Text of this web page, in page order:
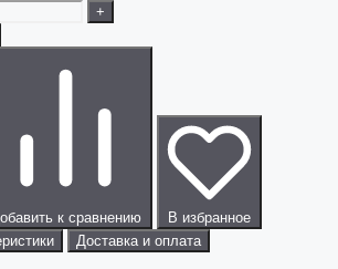
+
к сравнению
В избранное
Доставка и оплата